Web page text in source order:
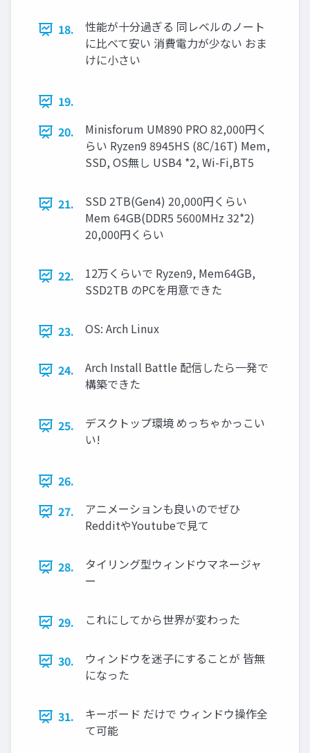
18.
性能が十分過ぎる 同レベルのノート
に比べて安い 消費電力が少ない おま
けに小さい
19.
20.
Minisforum UM890 PRO 82,000円く
らい Ryzen9 8945HS (8C/16T) Mem,
SSD, OS無し USB4 *2, Wi-Fi,BT5
21.
SSD 2TB(Gen4) 20,000円くらい
Mem 64GB(DDR5 5600MHz 32*2)
20,000円くらい
22.
12万くらいで Ryzen9, Mem64GB,
SSD2TB のPCを用意できた
23. OS: Arch Linux
24.
Arch Install Battle 配信したら一発で
構築できた
25.
デスクトップ環境 めっちゃかっこい
い!
26.
27.
アニメーションも良いのでぜひ
RedditやYoutubeで見て
28.
タイリング型ウィンドウマネージャ
ー
29. これにしてから世界が変わった
30.
ウィンドウを迷子にすることが 皆無
になった
31.
キーボード だけで ウィンドウ操作全
て可能